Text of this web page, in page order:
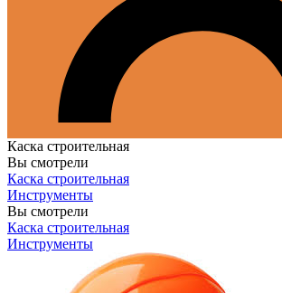
Каска строительная
Вы смотрели
Каска строительная
Инструменты
Вы смотрели
Каска строительная
Инструменты